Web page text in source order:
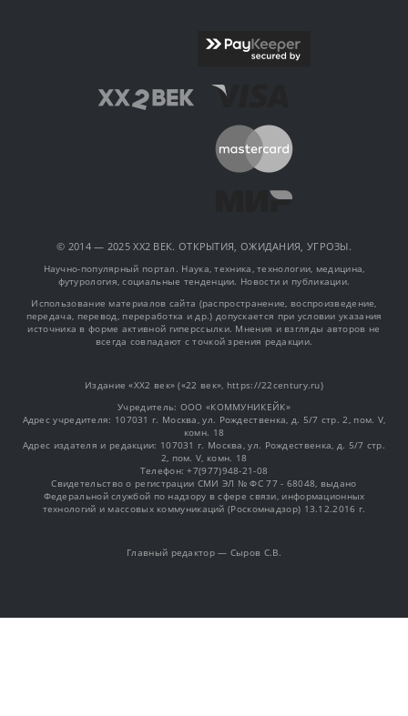
© 2014 — 2025 XX2 ВЕК. ОТКРЫТИЯ, ОЖИДАНИЯ, УГРОЗЫ.
Научно-популярный портал. Наука, техника, технологии, медицина,
футурология, социальные тенденции. Новости и публикации.
Использование материалов сайта (распространение, воспроизведение,
передача, перевод, переработка и др.) допускается при условии указания
источника в форме активной гиперссылки. Мнения и взгляды авторов не
всегда совпадают с точкой зрения редакции.
Издание «XX2 век» («22 век», https://22century.ru)
Учредитель: OOO «КОММУНИКЕЙК»
Адрес учредителя: 107031 г. Москва, ул. Рождественка, д. 5/7 стр. 2, пом. V,
комн. 18
Адрес издателя и редакции: 107031 г. Москва, ул. Рождественка, д. 5/7 стр.
2, пом. V, комн. 18
Телефон: +7(977)948-21-08
Свидетельство о регистрации СМИ ЭЛ № ФС 77 - 68048, выдано
Федеральной службой по надзору в сфере связи, информационных
технологий и массовых коммуникаций (Роскомнадзор) 13.12.2016 г.
Главный редактор — Сыров С.В.